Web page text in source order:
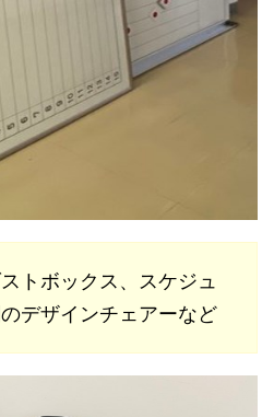
トボックス、スケジュ
デザインチェアーなど